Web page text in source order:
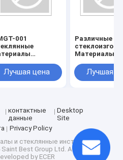
001
Лучшая цена
Различные
Материалы и
высокой
стойкостью к
Лучшая
контактные
данные
Desktop
Site
Privacy Policy
и стеклянные инструменты
Best Group Ltd. All Rights
byECER